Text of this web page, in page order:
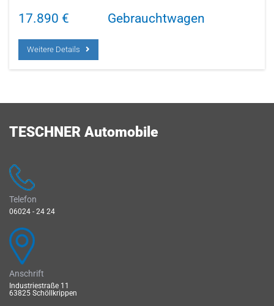
17.890 € Gebrauchtwagen
Weitere Details
TESCHNER Automobile
Telefon
06024 - 24 24
Anschrift
Industriestraße 11
63825 Schöllkrippen